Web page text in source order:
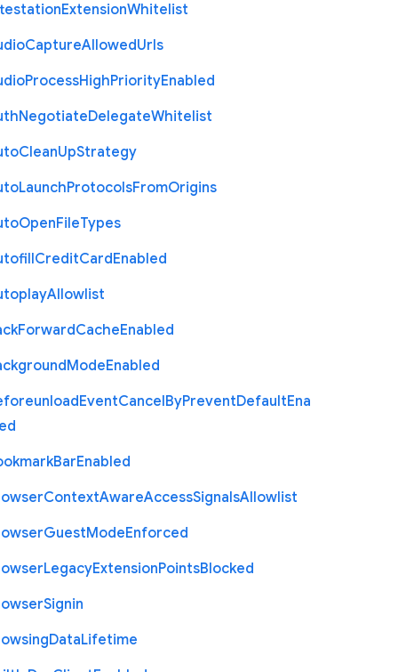
ExtensionWhitelist
CaptureAllowedUrls
ProcessHighPriorityEnabled
NegotiateDelegateWhitelist
CleanUpStrategy
LaunchProtocolsFromOrigins
OpenFileTypes
CreditCardEnabled
Allowlist
ForwardCacheEnabled
ModeEnabled
EventCancelByPreventDefaultEna
BarEnabled
ContextAwareAccessSignalsAllowlist
GuestModeEnforced
LegacyExtensionPointsBlocked
Signin
DataLifetime